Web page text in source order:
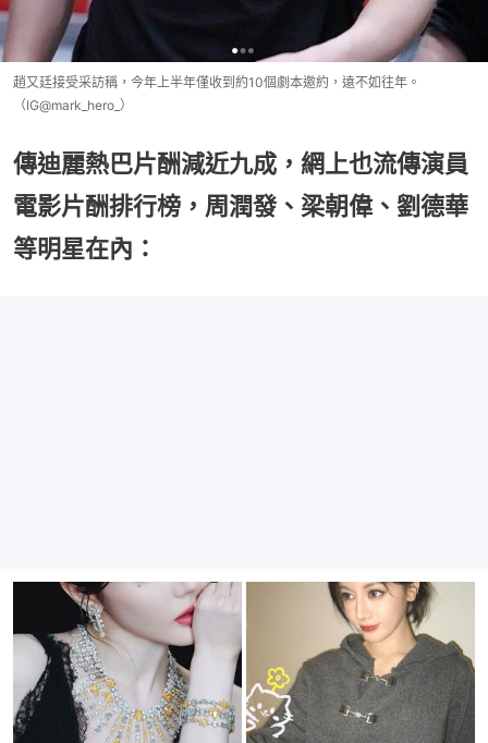
趙又廷接受采訪稱，今年上半年僅收到約10個劇本邀約，遠不如往年。
（IG@mark_hero_）
傳迪麗熱巴片酬減近九成，網上也流傳演員
電影片酬排行榜，周潤發、梁朝偉、劉德華
等明星在內：